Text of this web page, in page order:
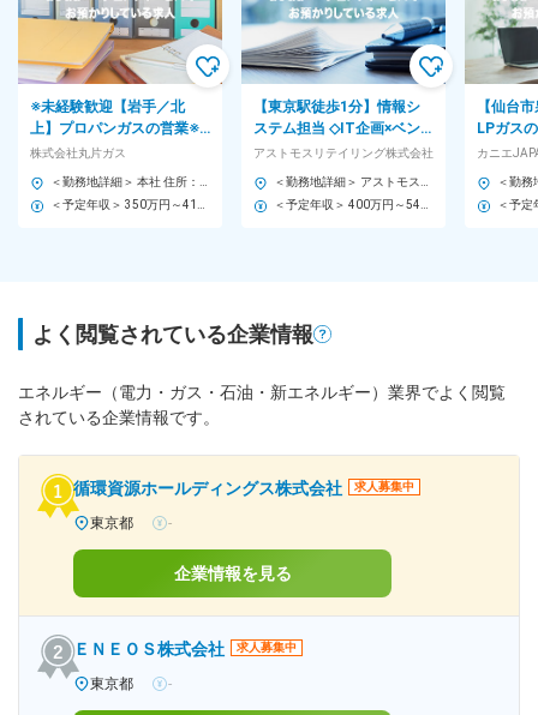
※未経験歓迎【岩手／北
上】プロパンガスの営業※
提案・点検・交換◇転勤無
／残業8H／年休110日
株式会社丸片ガス
【東京駅徒歩1分】情報シ
ステム担当 ◇IT企画×ベン
ダー管理／総務兼務／
M365導入／エネルギー大
手
アストモスリテイリング株式会社
【仙台
LPガス
社員登
／再雇
カニエ
よく閲覧されている企業情報
エネルギー（電力・ガス・石油・新エネルギー）業界でよく閲覧
されている企業情報です。
循環資源ホールディングス株式会社 求人募集中
東京都 -
企業情報を見る
ＥＮＥＯＳ株式会社 求人募集中
東京都 -